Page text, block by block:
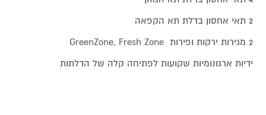
2 תאי אחסון בדלת תא הקפאה
2 מגירות ירקות ופירות GreenZone, Fresh Zone
ידיות ארגונומיות שקועות לפתיחה קלה של הדלתות